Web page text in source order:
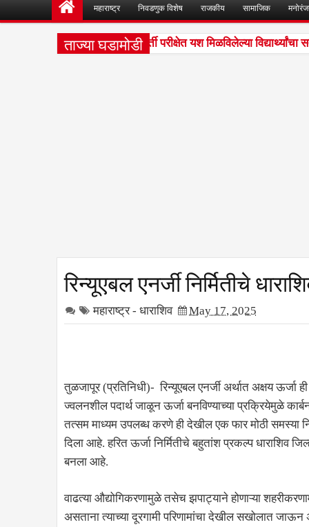
महाराष्ट्र निवडणुक विशेष राजकीय सामाजिक
ताज्या घडामोडी
भोसले हायस्कूलमध्ये शिष्यवर्ती परीक्षेत यश मिळविलेल्या विद्यार्थ्यांचा
रिन्यूएबल एनर्जी निर्मितीचे
महाराष्ट्र - धाराशिव May 17, 2025
तुळजापूर (प्रतिनिधी)- रिन्यूएबल एनर्जी अर्थात अक्षय
ज्वलनशील पदार्थ जाळून ऊर्जा बनविण्याच्या प्रक्रियेमुळे
तत्सम माध्यम उपलब्ध करणे ही देखील एक फार मोठी समस्या
दिला आहे. हरित ऊर्जा निर्मितीचे बहुतांश प्रकल्प धाराशिव
बनला आहे.
वाढत्या औद्योगिकरणामुळे तसेच झपाट्याने होणाऱ्या
असताना त्याच्या दूरगामी परिणामांचा देखील सखोलात जाऊन